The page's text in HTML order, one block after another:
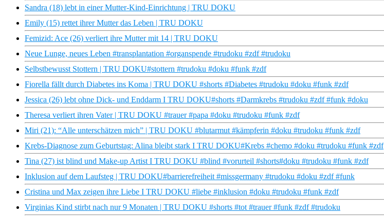
Sandra (18) lebt in einer Mutter-Kind-Einrichtung | TRU DOKU
Emily (15) rettet ihrer Mutter das Leben | TRU DOKU
Femizid: Ace (26) verliert ihre Mutter mit 14 | TRU DOKU
Neue Lunge, neues Leben #transplantation #organspende #trudoku #zdf #trudoku
Selbstbewusst Stottern | TRU DOKU#stottern #trudoku #doku #funk #zdf
Fiorella fällt durch Diabetes ins Koma | TRU DOKU #shorts #Diabetes #trudoku #doku #funk #zdf
Jessica (26) lebt ohne Dick- und Enddarm I TRU DOKU#shorts #Darmkrebs #trudoku #zdf #funk #doku
Theresa verliert ihren Vater | TRU DOKU #trauer #papa #doku #trudoku #funk #zdf
Miri (21): “Alle unterschätzen mich” | TRU DOKU #blutarmut #kämpferin #doku #trudoku #funk #zdf
Krebs-Diagnose zum Geburtstag: Alina bleibt stark I TRU DOKU#Krebs #chemo #doku #trudoku #funk #zdf
Tina (27) ist blind und Make-up Artist I TRU DOKU #blind #vorurteil #shorts#doku #trudoku #funk #zdf
Inklusion auf dem Laufsteg | TRU DOKU#barrierefreiheit #missgermany #trudoku #doku #zdf #funk
Cristina und Max zeigen ihre Liebe I TRU DOKU #liebe #inklusion #doku #trudoku #funk #zdf
Virginias Kind stirbt nach nur 9 Monaten | TRU DOKU #shorts #tot #trauer #funk #zdf #trudoku